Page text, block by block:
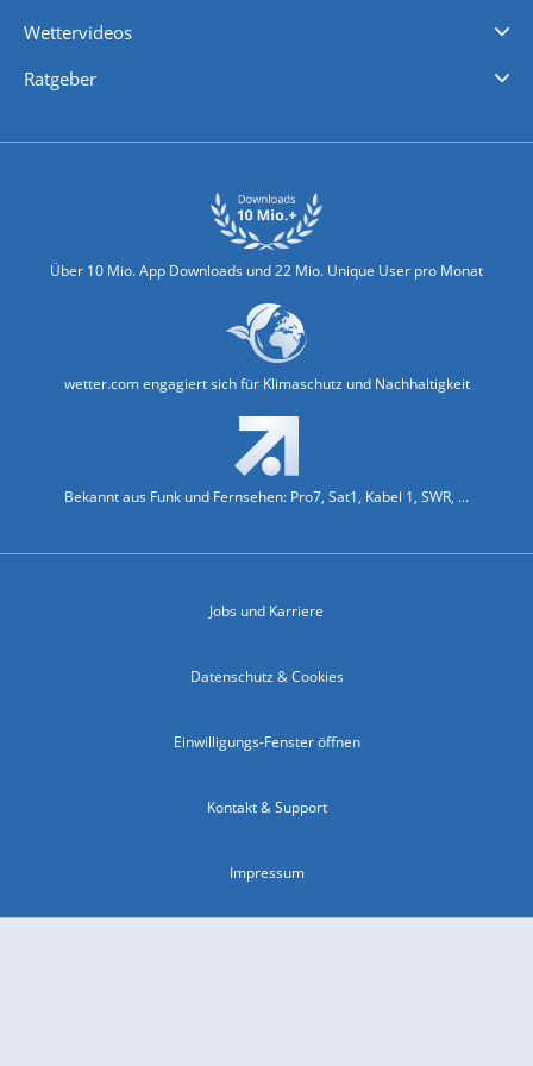
Wettervideos
Ratgeber
Über 10 Mio. App Downloads und 22 Mio. Unique User pro Monat
wetter.com engagiert sich für Klimaschutz und Nachhaltigkeit
Bekannt aus Funk und Fernsehen: Pro7, Sat1, Kabel 1, SWR, ...
Jobs und Karriere
Datenschutz & Cookies
Einwilligungs-Fenster öffnen
Kontakt & Support
Impressum